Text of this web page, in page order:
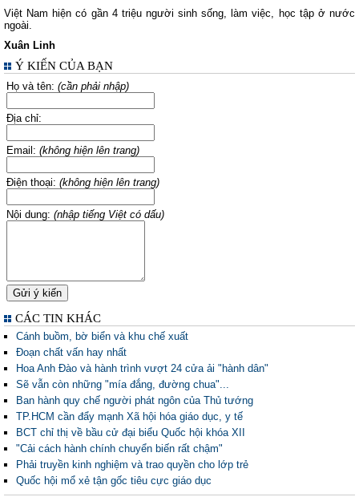
Việt Nam hiện có gần 4 triệu người sinh sống, làm việc, học tập ở nước
ngoài.
Xuân Linh
Ý KIẾN CỦA BẠN
Họ và tên: (cần phải nhập)
Địa chỉ:
Email: (không hiện lên trang)
Điện thoại: (không hiện lên trang)
Nội dung: (nhập tiếng Việt có dấu)
CÁC TIN KHÁC
Cánh buồm, bờ biển và khu chế xuất
Đoạn chất vấn hay nhất
Hoa Anh Đào và hành trình vượt 24 cửa ải "hành dân"
Sẽ vẫn còn những "mía đắng, đường chua"...
Ban hành quy chế người phát ngôn của Thủ tướng
TP.HCM cần đẩy mạnh Xã hội hóa giáo dục, y tế
BCT chỉ thị về bầu cử đại biểu Quốc hội khóa XII
"Cải cách hành chính chuyển biến rất chậm"
Phải truyền kinh nghiệm và trao quyền cho lớp trẻ
Quốc hội mổ xẻ tận gốc tiêu cực giáo dục